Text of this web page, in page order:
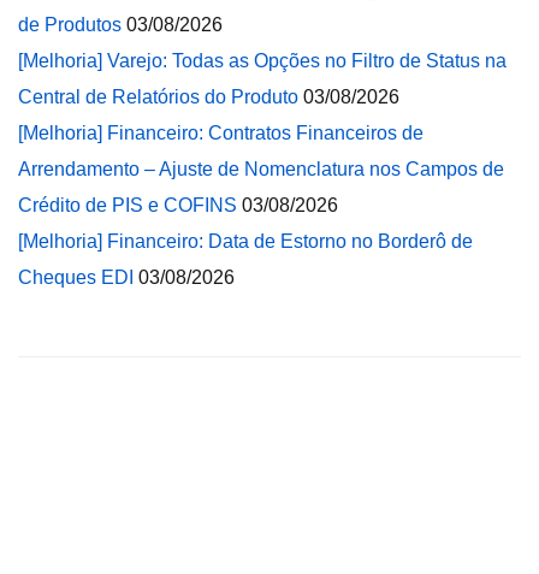
de Produtos 03/08/2026
[Melhoria] Varejo: Todas as Opções no Filtro de Status na
Central de Relatórios do Produto 03/08/2026
[Melhoria] Financeiro: Contratos Financeiros de
Arrendamento – Ajuste de Nomenclatura nos Campos de
Crédito de PIS e COFINS 03/08/2026
[Melhoria] Financeiro: Data de Estorno no Borderô de
Cheques EDI 03/08/2026